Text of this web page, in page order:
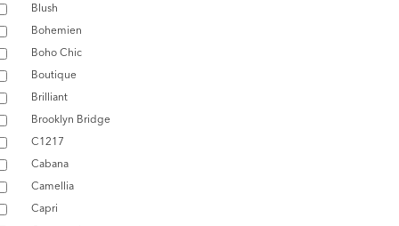
Blush
Bohemien
Boho Chic
Boutique
Brilliant
Brooklyn Bridge
C1217
Cabana
Camellia
Capri